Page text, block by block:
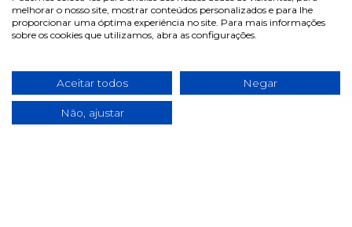
melhorar o nosso site, mostrar conteúdos personalizados e para lhe
proporcionar uma óptima experiência no site. Para mais informações
sobre os cookies que utilizamos, abra as configurações.
Aceitar todos Negar
Não, ajustar